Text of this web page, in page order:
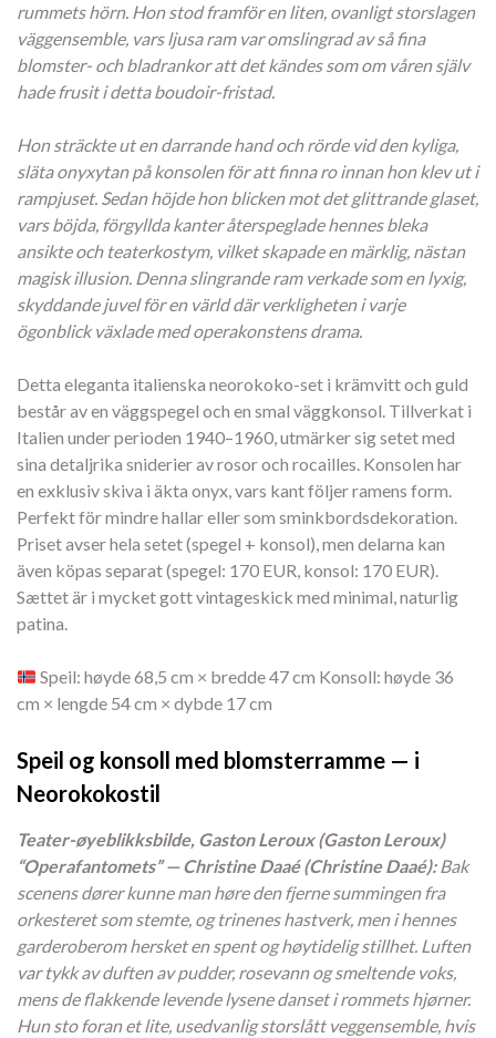
rummets hörn. Hon stod framför en liten, ovanligt storslagen
väggensemble, vars ljusa ram var omslingrad av så fina
blomster- och bladrankor att det kändes som om våren själv
hade frusit i detta boudoir-fristad.
Hon sträckte ut en darrande hand och rörde vid den kyliga,
släta onyxytan på konsolen för att finna ro innan hon klev ut i
rampjuset. Sedan höjde hon blicken mot det glittrande glaset,
vars böjda, förgyllda kanter återspeglade hennes bleka
ansikte och teaterkostym, vilket skapade en märklig, nästan
magisk illusion. Denna slingrande ram verkade som en lyxig,
skyddande juvel för en värld där verkligheten i varje
ögonblick växlade med operakonstens drama.
Detta eleganta italienska neorokoko-set i krämvitt och guld
består av en väggspegel och en smal väggkonsol. Tillverkat i
Italien under perioden 1940–1960, utmärker sig setet med
sina detaljrika sniderier av rosor och rocailles. Konsolen har
en exklusiv skiva i äkta onyx, vars kant följer ramens form.
Perfekt för mindre hallar eller som sminkbordsdekoration.
Priset avser hela setet (spegel + konsol), men delarna kan
även köpas separat (spegel: 170 EUR, konsol: 170 EUR).
Sættet är i mycket gott vintageskick med minimal, naturlig
patina.
Speil: høyde 68,5 cm × bredde 47 cm Konsoll: høyde 36
cm × lengde 54 cm × dybde 17 cm
Speil og konsoll med blomsterramme — i
Neorokokostil
Teater-øyeblikksbilde, Gaston Leroux (Gaston Leroux)
“Operafantomets” — Christine Daaé (Christine Daaé): Bak
scenens dører kunne man høre den fjerne summingen fra
orkesteret som stemte, og trinenes hastverk, men i hennes
garderoberom hersket en spent og høytidelig stillhet. Luften
var tykk av duften av pudder, rosevann og smeltende voks,
mens de flakkende levende lysene danset i rommets hjørner.
Hun sto foran et lite, usedvanlig storslått veggensemble, hvis